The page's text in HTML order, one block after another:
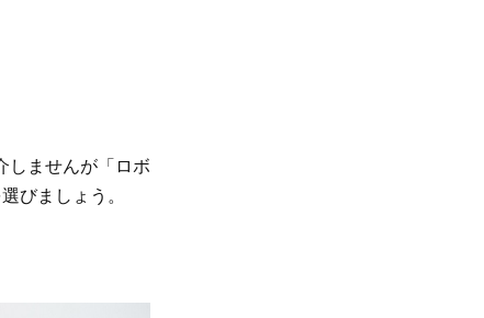
しませんが「ロボ
びましょう。